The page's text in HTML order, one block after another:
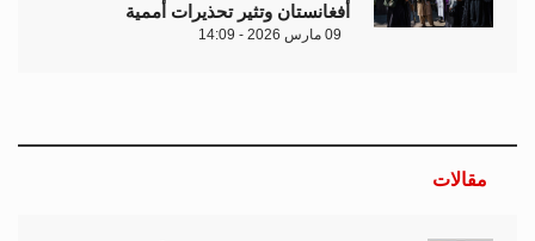
أفغانستان وتثير تحذيرات أممية
09 مارس 2026 - 14:09
مقالات